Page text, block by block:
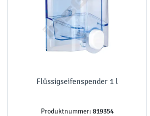
Flüssigseifenspender 1 l
Produktnummer: 819354